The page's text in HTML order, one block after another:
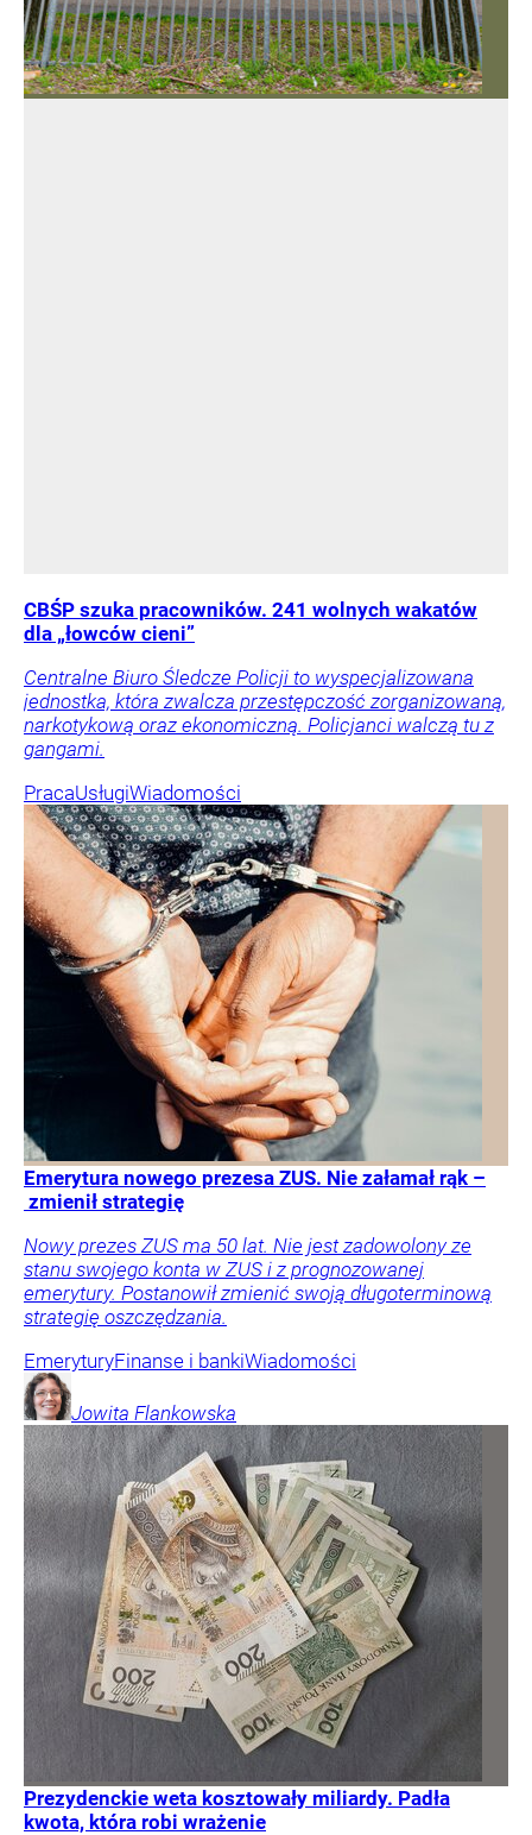
CBŚP szuka pracowników. 241 wolnych wakatów
dla „łowców cieni”
Centralne Biuro Śledcze Policji to wyspecjalizowana
jednostka, która zwalcza przestępczość zorganizowaną,
narkotykową oraz ekonomiczną. Policjanci walczą tu z
gangami.
PracaUsługiWiadomości
Emerytura nowego prezesa ZUS. Nie załamał rąk –
zmienił strategię
Nowy prezes ZUS ma 50 lat. Nie jest zadowolony ze
stanu swojego konta w ZUS i z prognozowanej
emerytury. Postanowił zmienić swoją długoterminową
strategię oszczędzania.
EmeryturyFinanse i bankiWiadomości
Jowita Flankowska
Prezydenckie weta kosztowały miliardy. Padła
kwota, która robi wrażenie